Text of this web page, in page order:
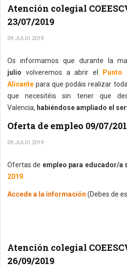
Atención colegial
23/07/2019
09 JULIO 2019
Os informamos que durante la
julio volveremos a abrir el
Punto
Alicante para que podáis realizar
que necesitéis sin tener que
Valencia, habiéndose ampliado el
Oferta de empleo 09/07/
09 JULIO 2019
Ofertas de empleo para educador/a
2019.
Accede a la información (Debes de
Atención colegial
26/09/2019